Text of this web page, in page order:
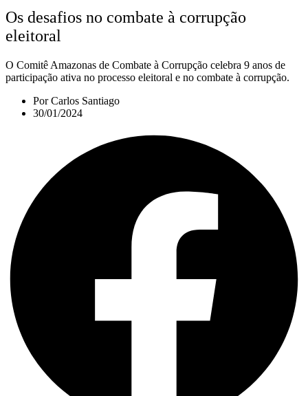
Os desafios no combate à corrupção
eleitoral
O Comitê Amazonas de Combate à Corrupção celebra 9 anos de
participação ativa no processo eleitoral e no combate à corrupção.
PorCarlos Santiago
30/01/2024